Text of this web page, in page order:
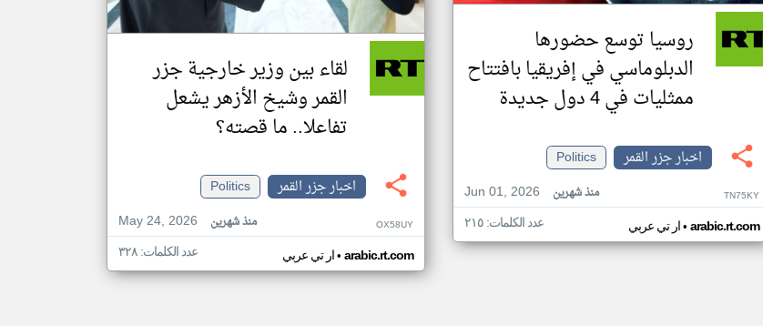
روسيا توسع حضورها
الدبلوماسي في إفريقيا بافتتاح
ممثليات في 4 دول جديدة
اخبار جزر القمر
Politics
Jun 01, 2026
منذ شهرين TN75KY
ار تي عربي• arabic.rt.com عدد الكلمات: ٢١٥
لقاء بين وزير خارجية جزر
القمر وشيخ الأزهر يشعل
تفاعلا.. ما قصته؟
اخبار جزر القمر
Politics
May 24, 2026
منذ شهرين OX58UY
ار تي عربي• arabic.rt.com عدد الكلمات: ٣٢٨